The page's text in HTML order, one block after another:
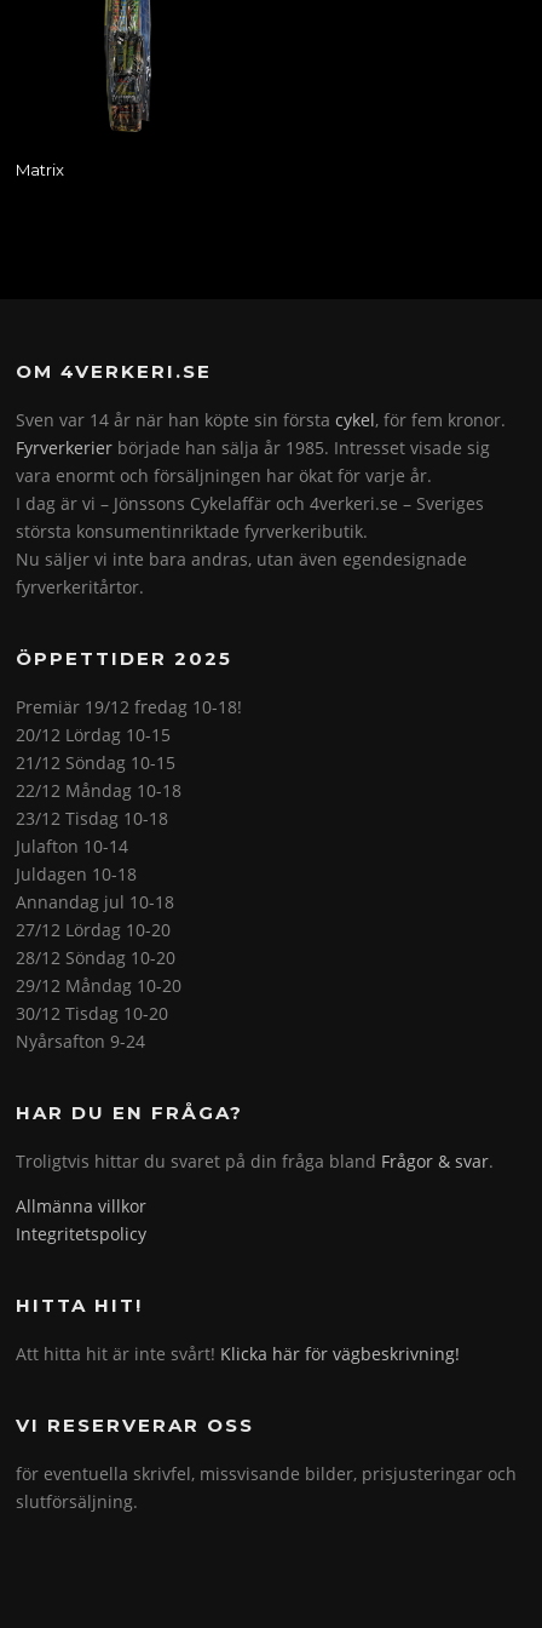
Matrix
OM 4VERKERI.SE
Sven var 14 år när han köpte sin förstacykel, för fem kronor.
Fyrverkerier började han sälja år 1985. Intresset visade sig
vara enormt och försäljningen har ökat för varje år.
I dag är vi – Jönssons Cykelaffär och 4verkeri.se – Sveriges
största konsumentinriktade fyrverkeributik.
Nu säljer vi inte bara andras, utan även egendesignade
fyrverkeritårtor.
ÖPPETTIDER 2025
Premiär 19/12 fredag 10-18!
20/12 Lördag 10-15
21/12 Söndag 10-15
22/12 Måndag 10-18
23/12 Tisdag 10-18
Julafton 10-14
Juldagen 10-18
Annandag jul 10-18
27/12 Lördag 10-20
28/12 Söndag 10-20
29/12 Måndag 10-20
30/12 Tisdag 10-20
Nyårsafton 9-24
HAR DU EN FRÅGA?
Troligtvis hittar du svaret på din fråga bland Frågor & svar.
Allmänna villkor
Integritetspolicy
HITTA HIT!
Att hitta hit är inte svårt! Klicka här för vägbeskrivning!
VI RESERVERAR OSS
för eventuella skrivfel, missvisande bilder, prisjusteringar och
slutförsäljning.